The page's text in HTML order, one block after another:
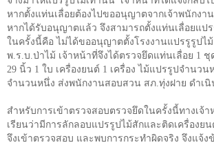
หากตั้งแท่นเลื่อยต้องไปขออนุญาตจากเจ้าพนักงา
หากได้รับอนุญาตแล้ว จึงสามารถตั้งแท่นเลื่อยแป
ในครั้งนี้คือ ไม่ได้ขออนุญาตตั้งโรงงานแปรรูรูปไ
พ.ร.บ.ป่าไม้ เจ้าหน้าที่จึงได้ตรวจยึดแท่นเลื่อย 1 ชุ
29 นิ้ว 1 ใบ เครื่องยนต์ 1 เครื่อง ไม้แปรรูปจำนว
จำนวนหนึ่ง ส่งพนักงานสอบสวน สภ.ทุ่งฝาย ดำเ
สำหรับการเข้าตรวจสอบตรวจยึดในครั้งนี้ทางเจ้า
เรียนว่ามีการลักลอบแปรรูปไม้สักและติดเครื่องยน
จึงเข้าตรวจสอบ และพบการกระทำผิดจริง จึงแจ้ง